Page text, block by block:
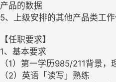
产品的数据
5、上级安排的其他产品类工
【任职要求】
1、基本要求
（1）第一学历985/211背景，
（2）英语「读写」熟练